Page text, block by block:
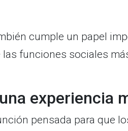
cumple un papel
las funciones sociales
experiencia
pensada para que